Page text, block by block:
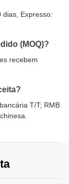
Expresso:
(MOQ)?
recebem
T/T; RMB